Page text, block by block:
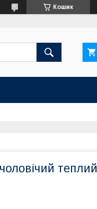
Кошик
теплий